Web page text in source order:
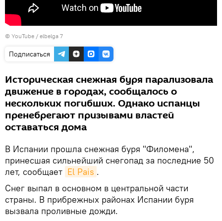
© YouTube / elbelga 7
Подписаться
Историческая снежная буря парализовала
движение в городах, сообщалось о
нескольких погибших. Однако испанцы
пренебрегают призывами властей
оставаться дома
В Испании прошла снежная буря "Филомена",
принесшая сильнейший снегопад за последние 50
лет, сообщает El Pais .
Снег выпал в основном в центральной части
страны. В прибрежных районах Испании буря
вызвала проливные дожди.